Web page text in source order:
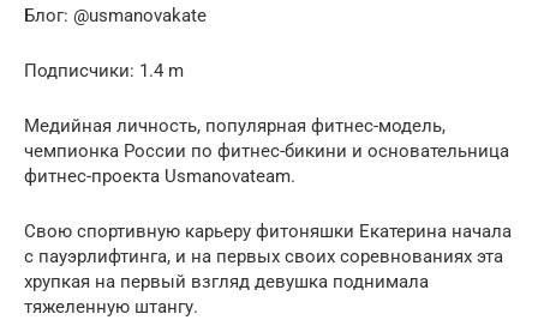
Блог: @usmanovakate
Подписчики: 1.4 m
Медийная личность, популярная фитнес-модель,
чемпионка России по фитнес-бикини и основательница
фитнес-проекта Usmanovateam.
Свою спортивную карьеру фитоняшки Екатерина начала
с пауэрлифтинга, и на первых своих соревнованиях эта
хрупкая на первый взгляд девушка поднимала
тяжеленную штангу.